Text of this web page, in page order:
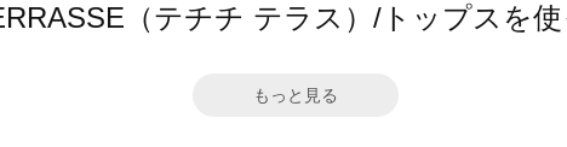
（テチチ テラス）/トップスを
もっと見る